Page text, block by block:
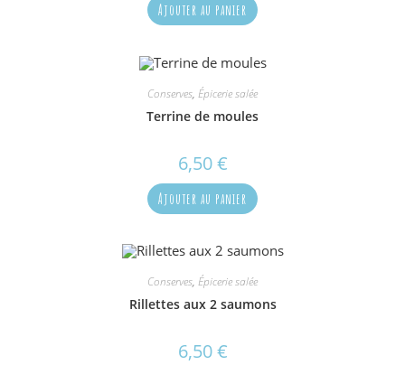
Ajouter au panier
Conserves, Épicerie salée
Terrine de moules
6,50€
Ajouter au panier
Conserves, Épicerie salée
Rillettes aux 2 saumons
6,50€